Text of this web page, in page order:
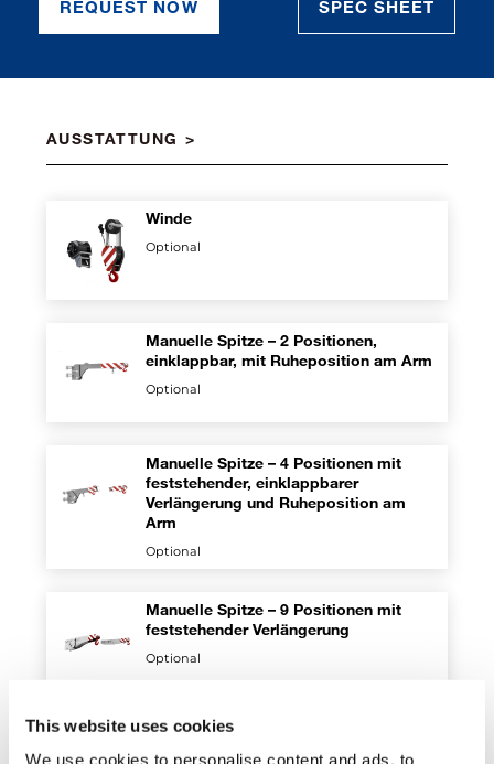
This website uses cookies
We use cookies to personalise content and ads, to
REQUEST NOW SPEC SHEET
AUSSTATTUNG
Winde
Optional
Manuelle Spitze – 2 Positionen,
einklappbar, mit Ruheposition am Arm
Optional
Manuelle Spitze – 4 Positionen mit
feststehender, einklappbarer
Verlängerung und Ruheposition am
Arm
Optional
Manuelle Spitze – 9 Positionen mit
feststehender Verlängerung
Optional
Hydraulisch einklappbare Spitze mit
Ruheposition am Arm